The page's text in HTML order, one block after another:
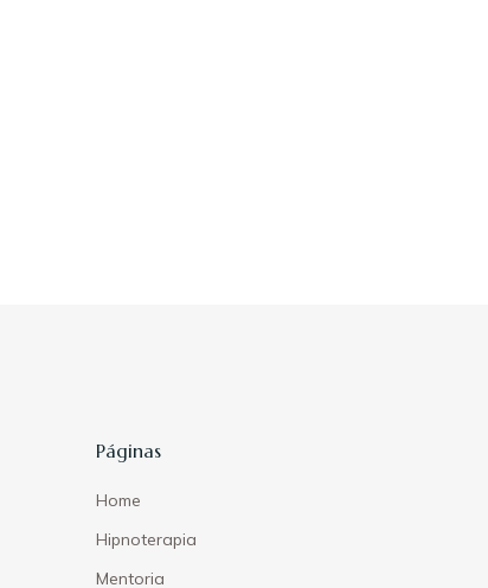
Páginas
Home
Hipnoterapia
Mentoria